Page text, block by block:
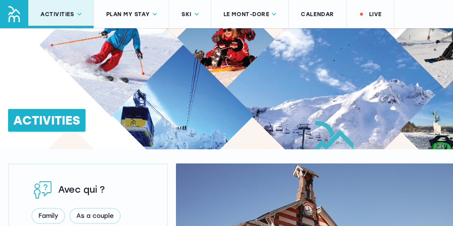
ACTIVITIES PLAN MY STAY SKI LE MONT-DORE CALENDAR LIVE
ACTIVITIES
Avec qui ?
Family As a couple